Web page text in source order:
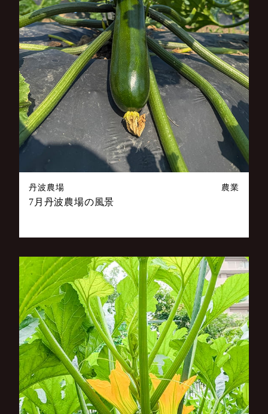
丹波農場 農業
7月丹波農場の風景